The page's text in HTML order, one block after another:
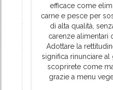
efficace come
carne e pesce per
di alta qualità,
carenze alimentari
Adottare la
significa rinunciare al
scoprirete come
grazie a menu